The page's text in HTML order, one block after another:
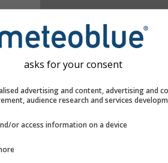
GPX
asks for your consent
advertising and content, advertising and
audience research and services
or access information on a device